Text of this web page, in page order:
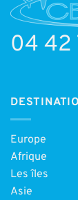
04 42
Europe
Afrique
Les îles
Asie